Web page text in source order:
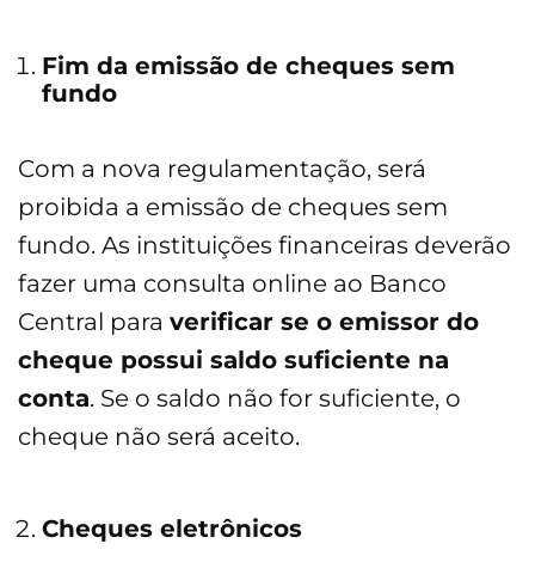
Fim da emissão de cheques sem
fundo
Com a nova regulamentação, será
proibida a emissão de cheques sem
fundo. As instituições financeiras deverão
fazer uma consulta online ao Banco
Central para verificar se o emissor do
cheque possui saldo suficiente na
conta. Se o saldo não for suficiente, o
cheque não será aceito.
Cheques eletrônicos